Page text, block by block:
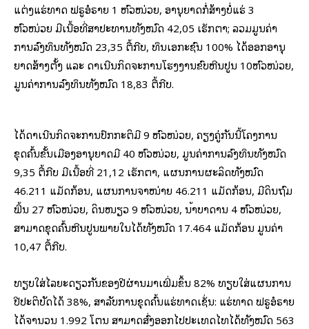
ແຕ່ງແຮ່ທາດ ຟຣູອໍຣາຍ 1 ຫົວໜ່ວຍ, ອານຸຍາດກໍ່ສ້າງບໍ່ແຮ່ 3
ຫົວໜ່ວຍ ມີເນື້ອທີ່ສຳປະທານທັງໝົດ 42,05 ເຮັກຕາ; ລວມມູນຄ່າ
ການລົງທຶນທັງໝົດ 23,35 ຕື້ກີບ, ທຶນເອກະຊົນ 100% ໄດ້ອອກອານຸ
ຍາດສ້າງຕັ້ງ ແລະ ດໍາເນີນກິດຈະການໂຮງງານຂົບຫີນປູນ 10ຫົວໜ່ວຍ,
ມູນຄ່າການລົງທຶນທັງໝົດ 18,83 ຕື້ກີບ.
ໄດ້ດຳເນີນກິດຈະການປົກກະຕິມີ 9 ຫົວໜ່ວຍ, ຄຽງຄູ່ກັນນີ້ໂຄງການ
ຂຸດຄົ້ນຂັ້ນເມືອງອານຸຍາດມີ 40 ຫົວໜ່ວຍ, ມູນຄ່າການລົງທຶນທັງໝົດ
9,35 ຕື້ກີບ ມີເນື້ອທີ່ 21,12 ເຮັກຕາ, ແຜນການຜະລິດທັງໝົດ
46.211 ແມັດກ້ອນ, ແຜນການຈຳໜ່າຍ 46.211 ແມັດກ້ອນ, ມີດິນຖົມ
ພື້ນ 27 ຫົວໜ່ວຍ, ດິນໜຽວ 9 ຫົວໜ່ວຍ, ນໍ້າບາດານ 4 ຫົວໜ່ວຍ,
ສາມາດຂຸດຄົ້ນຫີນປູນພາຍໃນໄດ້ທັງໝົດ 17.464 ແມັດກ້ອນ ມູນຄ່າ
10,47 ຕື້ກີບ.
ທຽບໃສ່ໄລຍະດຽວກັນຂອງປີຜ່ານມາເພີ່ມຂຶ້ນ 82% ທຽບໃສ່ແຜນການ
ປີປະຕິບັດໄດ້ 38%, ສໍາລັບການຂຸດຄົ້ນແຮ່ທາດເຊັ່ນ: ແຮ່ທາດ ຟຣູອໍຣາຍ
ໄດ້ຈຳນວນ 1.992 ໂຕນ ສາມາດສົ່ງອອກໄປປະເທດໄທໄດ້ທັງໝົດ 563